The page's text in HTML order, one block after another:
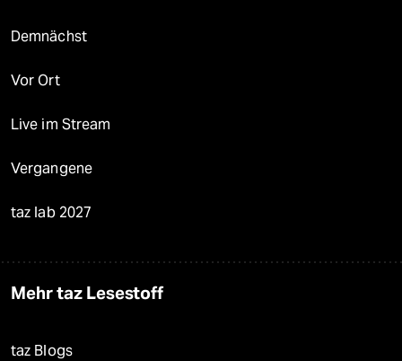
Demnächst
Vor Ort
Live im Stream
Vergangene
taz lab 2027
Mehr taz Lesestoff
taz Blogs